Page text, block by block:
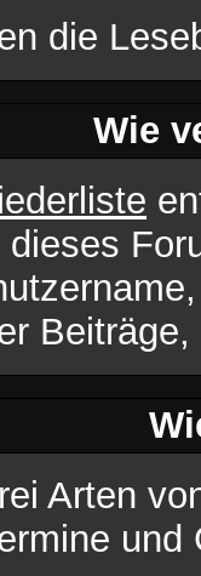
die
Wie
dieses
Arten
und